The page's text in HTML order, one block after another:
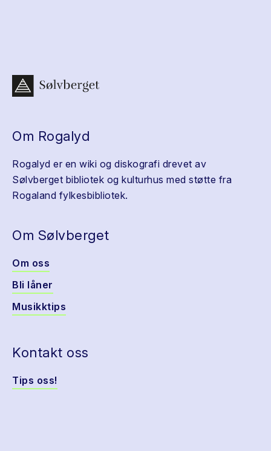
Om Rogalyd
Rogalyd er en wiki og diskografi drevet av
Sølvberget bibliotek og kulturhus med støtte fra
Rogaland fylkesbibliotek.
Om Sølvberget
Om oss
Bli låner
Musikktips
Kontakt oss
Tips oss!